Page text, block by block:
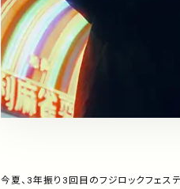
今夏、 3年振り 3回目のフジロックフェス